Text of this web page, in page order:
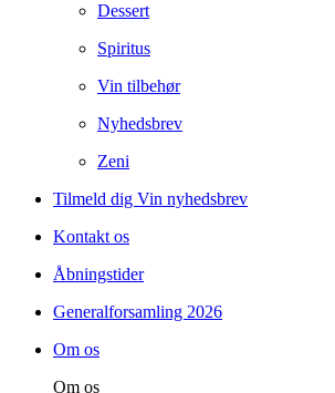
Dessert
Spiritus
Vin tilbehør
Nyhedsbrev
Zeni
Tilmeld dig Vin nyhedsbrev
Kontakt os
Åbningstider
Generalforsamling 2026
Om os
Om os